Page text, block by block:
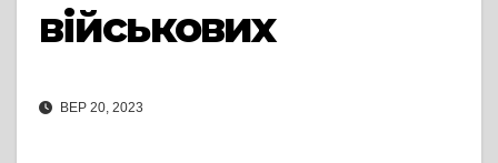
військових
ВЕР 20, 2023